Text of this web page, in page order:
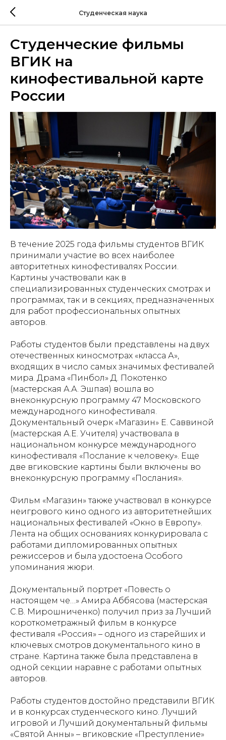
Студенческая наука
Студенческие фильмы
ВГИК на
кинофестивальной карте
России
В течение 2025 года фильмы студентов ВГИК
принимали участие во всех наиболее
авторитетных кинофестивалях России.
Картины участвовали как в
специализированных студенческих смотрах и
программах, так и в секциях, предназначенных
для работ профессиональных опытных
авторов.
Работы студентов были представлены на двух
отечественных киносмотрах «класса А»,
входящих в число самых значимых фестивалей
мира. Драма «Пинбол» Д. Покотенко
(мастерская А.А. Эшпая) вошла во
внеконкурсную программу 47 Московского
международного кинофестиваля.
Документальный очерк «Магазин» Е. Саввиной
(мастерская А.Е. Учителя) участвовала в
национальном конкурсе международного
кинофестиваля «Послание к человеку». Еще
две вгиковские картины были включены во
внеконкурсную программу «Послания».
Фильм «Магазин» также участвовал в конкурсе
неигрового кино одного из авторитетнейших
национальных фестивалей «Окно в Европу».
Лента на общих основаниях конкурировала с
работами дипломированных опытных
режиссеров и была удостоена Особого
упоминания жюри.
Документальный портрет «Повесть о
настоящем че…» Амира Аббясова (мастерская
С.В. Мирошниченко) получил приз за Лучший
короткометражный фильм в конкурсе
фестиваля «Россия» – одного из старейших и
ключевых смотров документального кино в
стране. Картина также была представлена в
одной секции наравне с работами опытных
авторов.
Работы студентов достойно представили ВГИК
и в конкурсах студенческого кино. Лучший
игровой и Лучший документальный фильмы
«Святой Анны» – вгиковские «Преступление»